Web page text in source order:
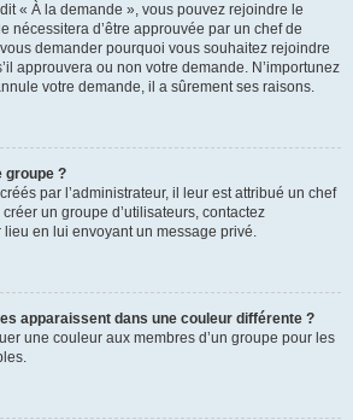
« À la demande », vous pouvez rejoindre le
nécessitera d’être approuvée par un chef de
demander pourquoi vous souhaitez rejoindre
approuvera ou non votre demande. N’importunez
votre demande, il a sûrement ses raisons.
groupe ?
par l’administrateur, il leur est attribué un chef
un groupe d’utilisateurs, contactez
lieu en lui envoyant un message privé.
apparaissent dans une couleur différente ?
une couleur aux membres d’un groupe pour les